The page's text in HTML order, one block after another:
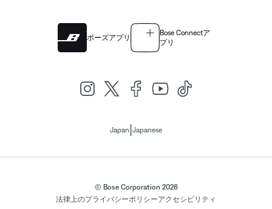
ボーズアプリ
Bose Connectア
プリ
Japan Japanese
© Bose Corporation 2026
法律上のプライバシーポリシーアクセシビリティ